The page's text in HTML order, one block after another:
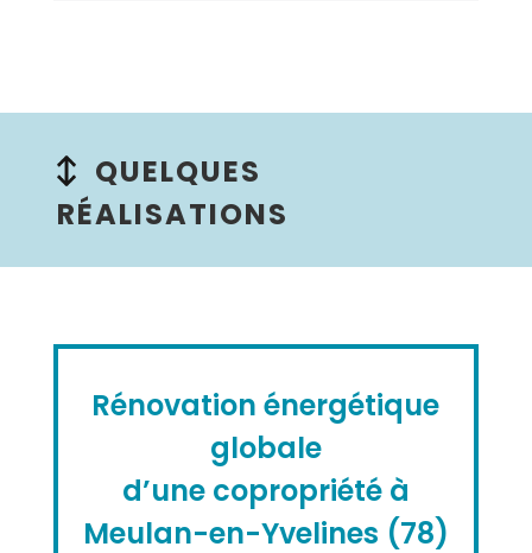
QUELQUES
RÉALISATIONS
Rénovation énergétique
globale
d’une copropriété à
Meulan-en-Yvelines (78)